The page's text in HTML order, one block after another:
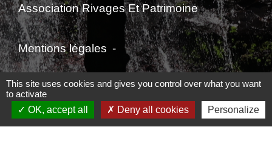
Association Rivages Et Patrimoine
Mentions légales -
Politique de confidentialité - Accessibilité -
Plan du site - Gestion des cookies
This site uses cookies and gives you control over what you want
to activate
OK, accept all
Deny all cookies Personalize